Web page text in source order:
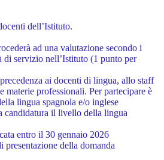
dell’Istituto.
ad una valutazione secondo i
servizio nell’Istituto (1 punto per
ai docenti di lingua, allo staff
materie professionali. Per partecipare è
lingua spagnola e/o inglese
candidatura il livello della lingua
entro il 30 gennaio 2026
della domanda